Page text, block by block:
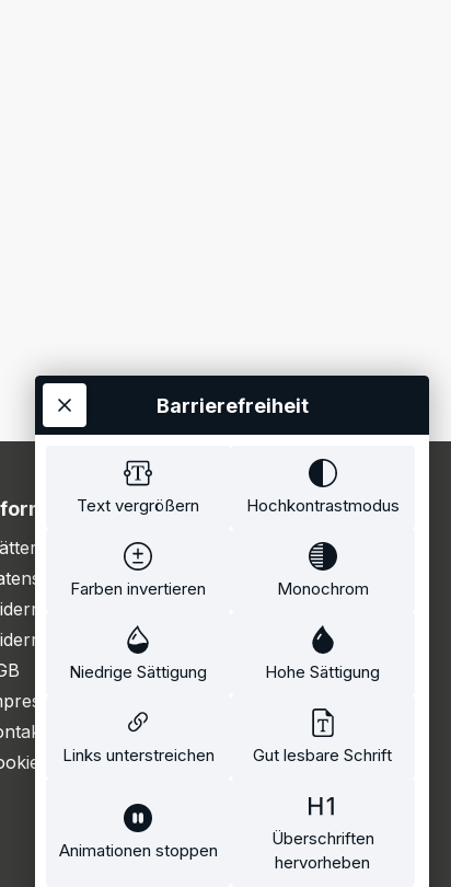
Einstellungen
Text vergrößern Hochkontrastmodus
Farben invertieren Monochrom
Niedrige Sättigung Hohe Sättigung
Links unterstreichen Gut lesbare Schrift
Animationen stoppen
Überschriften
hervorheben
Barrierefreiheit